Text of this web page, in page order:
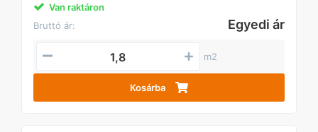
Van raktáron
Bruttó ár:
Egyedi ár
m2
Kosárba